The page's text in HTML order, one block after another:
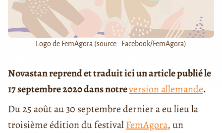
Logo de FemAgora (source : Facebook/FemAgora)
Novastan reprend et traduit ici un article publié le
17 septembre 2020 dans notreversion allemande.
Du 25 août au 30 septembre dernier a eu lieu la
troisième édition du festivalFemAgora, un